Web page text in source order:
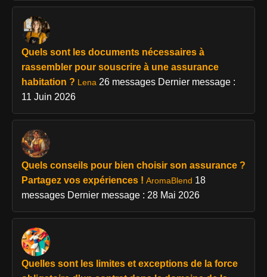
Quels sont les documents nécessaires à
rassembler pour souscrire à une assurance
habitation ? Lena 26 messages Dernier message :
11 Juin 2026
Quels conseils pour bien choisir son assurance ?
Partagez vos expériences ! AromaBlend 18
messages Dernier message : 28 Mai 2026
Quelles sont les limites et exceptions de la force